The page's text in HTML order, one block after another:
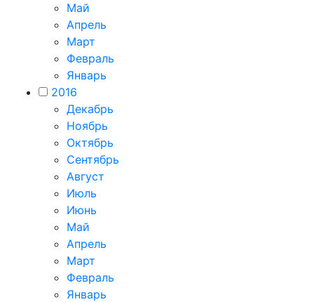
Май
Апрель
Март
Февраль
Январь
2016
Декабрь
Ноябрь
Октябрь
Сентябрь
Август
Июль
Июнь
Май
Апрель
Март
Февраль
Январь